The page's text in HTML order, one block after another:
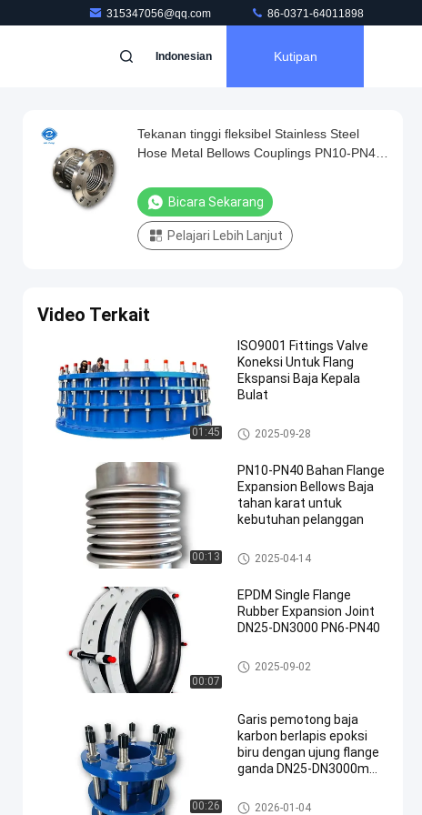
315347056@qq.com 86-0371-64011898
Indonesian Kutipan
Tekanan tinggi fleksibel Stainless Steel
Hose Metal Bellows Couplings PN10-PN40
Bicara Sekarang
Pelajari Lebih Lanjut
Video Terkait
01:45
ISO9001 Fittings Valve
Koneksi Untuk Flang
Ekspansi Baja Kepala
Bulat
Gabungan ekspansi batas flan
ge ganda
2025-09-28
00:13
PN10-PN40 Bahan Flange
Expansion Bellows Baja
tahan karat untuk
kebutuhan pelanggan
Sendi Ekspansi Bellow
2025-04-14
00:07
EPDM Single Flange
Rubber Expansion Joint
DN25-DN3000 PN6-PN40
sambungan ekspansi karet
2025-09-02
00:26
Garis pemotong baja
karbon berlapis epoksi
biru dengan ujung flange
ganda DN25-DN3000mm
Penyembuhan Penyakit
2026-01-04